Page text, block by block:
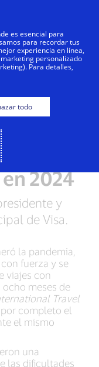
2024
y
de Visa.
la pandemia,
fuerza y se
viajes con
meses de
Travel
completo el
el mismo
una
las dificultades
es esencial para
para recordar tus
experiencia en línea,
personalizado
Para detalles,
todo